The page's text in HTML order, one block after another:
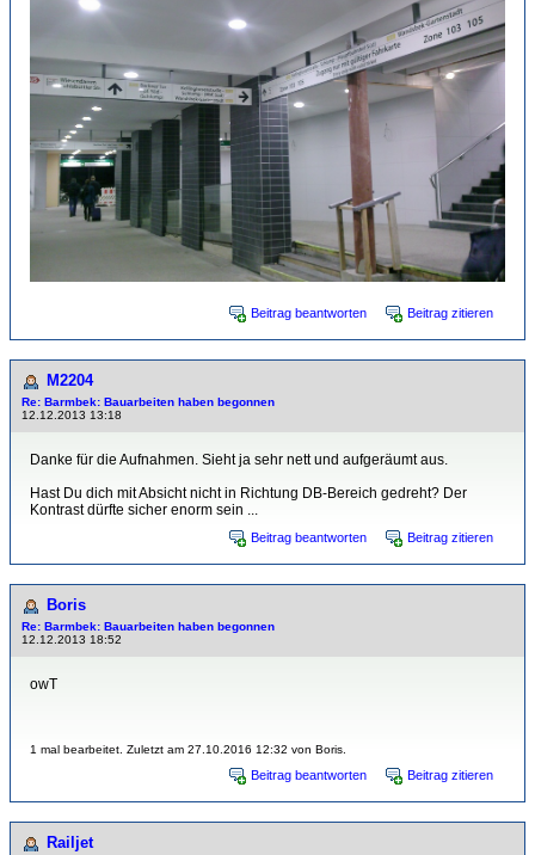
Beitrag beantworten Beitrag zitieren
M2204
Re: Barmbek: Bauarbeiten haben begonnen
12.12.2013 13:18
Danke für die Aufnahmen. Sieht ja sehr nett und aufgeräumt aus.
Hast Du dich mit Absicht nicht in Richtung DB-Bereich gedreht? Der
Kontrast dürfte sicher enorm sein ...
Beitrag beantworten Beitrag zitieren
Boris
Re: Barmbek: Bauarbeiten haben begonnen
12.12.2013 18:52
owT
1 mal bearbeitet. Zuletzt am 27.10.2016 12:32 von Boris.
Beitrag beantworten Beitrag zitieren
Railjet